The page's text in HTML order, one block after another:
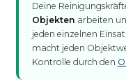
Deine
Objekten arbeiten
jeden einzelnen
macht jeden
Kontrolle durch den